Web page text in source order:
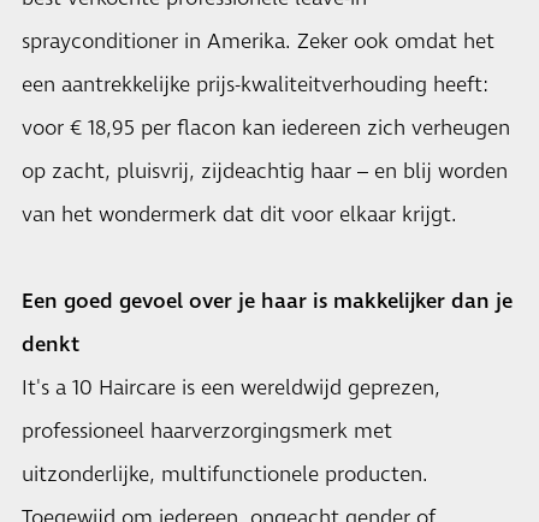
sprayconditioner in Amerika. Zeker ook omdat het
een aantrekkelijke prijs-kwaliteitverhouding heeft:
voor € 18,95 per flacon kan iedereen zich verheugen
op zacht, pluisvrij, zijdeachtig haar – en blij worden
van het wondermerk dat dit voor elkaar krijgt.
Een goed gevoel over je haar is makkelijker dan je
denkt
It's a 10 Haircare is een wereldwijd geprezen,
professioneel haarverzorgingsmerk met
uitzonderlijke, multifunctionele producten.